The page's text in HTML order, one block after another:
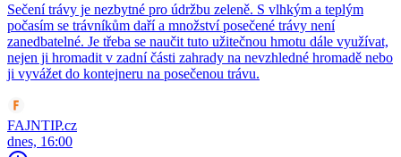
Sečení trávy je nezbytné pro údržbu zeleně. S vlhkým a teplým
počasím se trávníkům daří a množství posečené trávy není
zanedbatelné. Je třeba se naučit tuto užitečnou hmotu dále využívat,
nejen ji hromadit v zadní části zahrady na nevzhledné hromadě nebo
ji vyvážet do kontejneru na posečenou trávu.
FAJNTIP.cz
dnes, 16:00